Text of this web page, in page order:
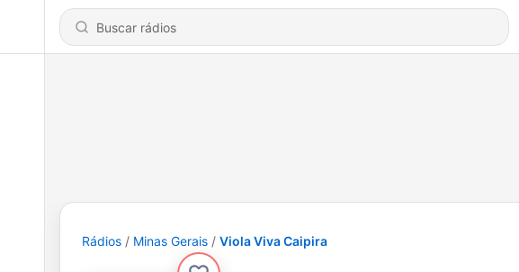
Rádios Minas Gerais Viola Viva Caipira